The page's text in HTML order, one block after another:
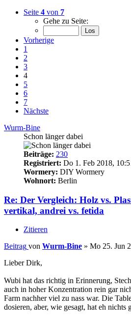
Seite 4 von 7
Gehe zu Seite:
Vorherige
1
2
3
4
5
6
7
Nächste
Wurm-Bine
Schon länger dabei
Beiträge: 230
Registriert: Do 1. Feb 2018,
Wormery: DIY Wormery
Wohnort: Berlin
Re: Der Vergleich: Holz vs.
vertikal, andrei vs. fetida
Zitieren
Beitrag von Wurm-Bine » Mo 25. Jun
Lieber Dirk,
Wubi hat das richtig in Erinnerung,
auch in hoher Konzentration rein gar
Farm nachher viel zu nass war. Die
dosieren, aber, wie gesagt, hat eh nichts